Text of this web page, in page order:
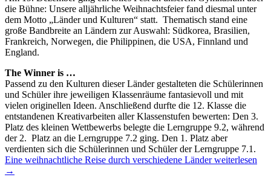
die Bühne: Unsere alljährliche Weihnachtsfeier fand diesmal unter
dem Motto „Länder und Kulturen“ statt. Thematisch stand eine
große Bandbreite an Ländern zur Auswahl: Südkorea, Brasilien,
Frankreich, Norwegen, die Philippinen, die USA, Finnland und
England.
The Winner is …
Passend zu den Kulturen dieser Länder gestalteten die Schülerinnen
und Schüler ihre jeweiligen Klassenräume fantasievoll und mit
vielen originellen Ideen. Anschließend durfte die 12. Klasse die
entstandenen Kreativarbeiten aller Klassenstufen bewerten: Den 3.
Platz des kleinen Wettbewerbs belegte die Lerngruppe 9.2, während
der 2. Platz an die Lerngruppe 7.2 ging. Den 1. Platz aber
verdienten sich die Schülerinnen und Schüler der Lerngruppe 7.1.
Eine weihnachtliche Reise durch verschiedene Länderweiterlesen
→